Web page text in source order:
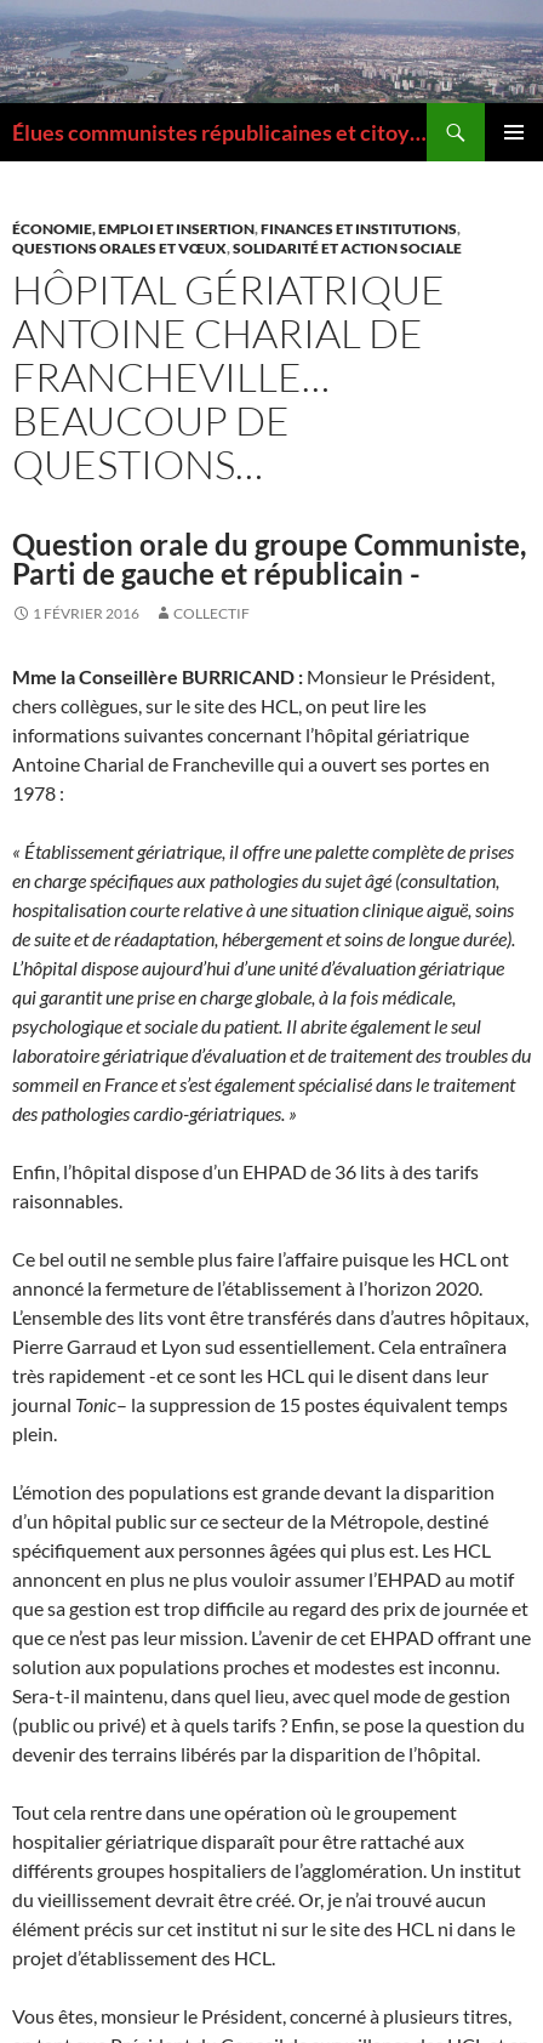
Aller
au
contenu
Élues communistes républicaines et citoyennes de la Métropole de Lyon
ÉCONOMIE, EMPLOI ET INSERTION,FINANCES ET INSTITUTIONS,
QUESTIONS ORALES ET VŒUX,SOLIDARITÉ ET ACTION SOCIALE
HÔPITAL GÉRIATRIQUE
ANTOINE CHARIAL DE
FRANCHEVILLE…
BEAUCOUP DE
QUESTIONS…
Question orale du groupe Communiste,
Parti de gauche et républicain -
1 FÉVRIER 2016 COLLECTIF
Mme la Conseillère BURRICAND : Monsieur le Président,
chers collègues, sur le site des HCL, on peut lire les
informations suivantes concernant l’hôpital gériatrique
Antoine Charial de Francheville qui a ouvert ses portes en
1978 :
« Établissement gériatrique, il offre une palette complète de prises
en charge spécifiques aux pathologies du sujet âgé (consultation,
hospitalisation courte relative à une situation clinique aiguë, soins
de suite et de réadaptation, hébergement et soins de longue durée).
L’hôpital dispose aujourd’hui d’une unité d’évaluation gériatrique
qui garantit une prise en charge globale, à la fois médicale,
psychologique et sociale du patient. Il abrite également le seul
laboratoire gériatrique d’évaluation et de traitement des troubles du
sommeil en France et s’est également spécialisé dans le traitement
des pathologies cardio-gériatriques. »
Enfin, l’hôpital dispose d’un EHPAD de 36 lits à des tarifs
raisonnables.
Ce bel outil ne semble plus faire l’affaire puisque les HCL ont
annoncé la fermeture de l’établissement à l’horizon 2020.
L’ensemble des lits vont être transférés dans d’autres hôpitaux,
Pierre Garraud et Lyon sud essentiellement. Cela entraînera
très rapidement -et ce sont les HCL qui le disent dans leur
journal Tonic– la suppression de 15 postes équivalent temps
plein.
L’émotion des populations est grande devant la disparition
d’un hôpital public sur ce secteur de la Métropole, destiné
spécifiquement aux personnes âgées qui plus est. Les HCL
annoncent en plus ne plus vouloir assumer l’EHPAD au motif
que sa gestion est trop difficile au regard des prix de journée et
que ce n’est pas leur mission. L’avenir de cet EHPAD offrant une
solution aux populations proches et modestes est inconnu.
Sera-t-il maintenu, dans quel lieu, avec quel mode de gestion
(public ou privé) et à quels tarifs ? Enfin, se pose la question du
devenir des terrains libérés par la disparition de l’hôpital.
Tout cela rentre dans une opération où le groupement
hospitalier gériatrique disparaît pour être rattaché aux
différents groupes hospitaliers de l’agglomération. Un institut
du vieillissement devrait être créé. Or, je n’ai trouvé aucun
élément précis sur cet institut ni sur le site des HCL ni dans le
projet d’établissement des HCL.
Vous êtes, monsieur le Président, concerné à plusieurs titres,